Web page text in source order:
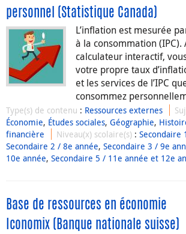
personnel (Statistique Canada)
L’inflation est mesurée
à la consommation (IPC).
calculateur interactif,
votre propre taux
et les services de l’IPC
consommez
Type(s) de contenu : Ressources externes
Économie, Études sociales, Géographie,
financière
Niveau(x) scolaire(s) :Secondaire
Secondaire 2 / 8e année, Secondaire 3 / 9e
10e année, Secondaire 5 / 11e année et 12e
Base de ressources en économie
Iconomix (Banque nationale suisse)